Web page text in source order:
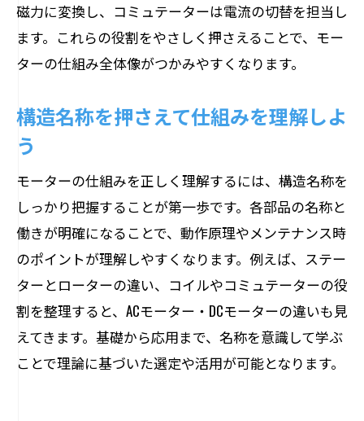
磁力に変換し、コミュテーターは電流の切替を担当し
ます。これらの役割をやさしく押さえることで、モー
ターの仕組み全体像がつかみやすくなります。
構造名称を押さえて仕組みを理解しよ
う
モーターの仕組みを正しく理解するには、構造名称を
しっかり把握することが第一歩です。各部品の名称と
働きが明確になることで、動作原理やメンテナンス時
のポイントが理解しやすくなります。例えば、ステー
ターとローターの違い、コイルやコミュテーターの役
割を整理すると、ACモーター・DCモーターの違いも見
えてきます。基礎から応用まで、名称を意識して学ぶ
ことで理論に基づいた選定や活用が可能となります。